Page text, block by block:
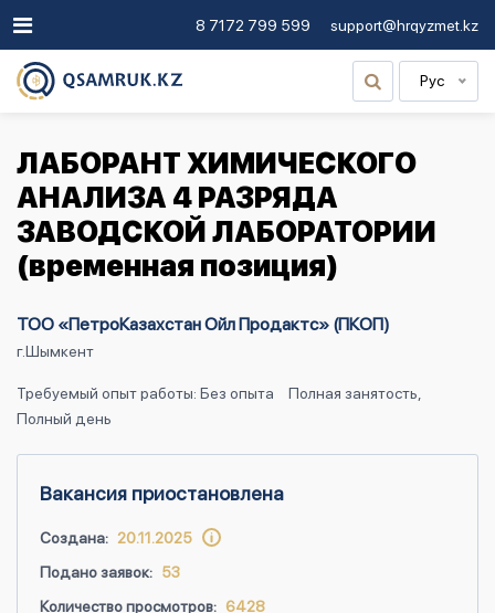
8 7172 799 599 support@hrqyzmet.kz
Рус
ЛАБОРАНТ ХИМИЧЕСКОГО
АНАЛИЗА 4 РАЗРЯДА
ЗАВОДСКОЙ ЛАБОРАТОРИИ
(временная позиция)
ТОО «ПетроКазахстан Ойл Продактс» (ПКОП)
г.Шымкент
Требуемый опыт работы: Без опыта
Полная занятость,
Полный день
Вакансия приостановлена
Создана: 20.11.2025
Подано заявок: 53
Количество просмотров: 6428